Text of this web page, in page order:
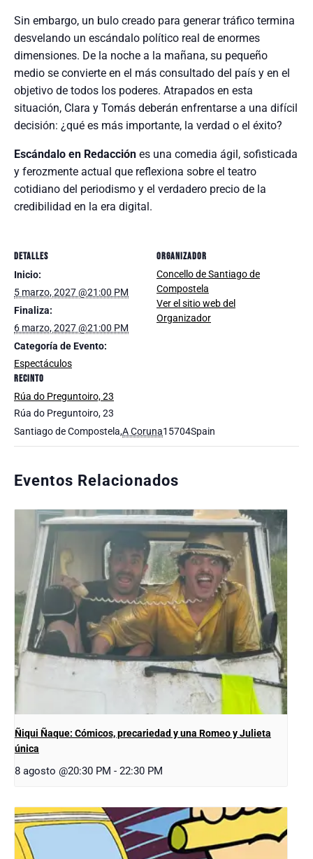
Sin embargo, un bulo creado para generar tráfico termina
desvelando un escándalo político real de enormes
dimensiones. De la noche a la mañana, su pequeño
medio se convierte en el más consultado del país y en el
objetivo de todos los poderes. Atrapados en esta
situación, Clara y Tomás deberán enfrentarse a una difícil
decisión: ¿qué es más importante, la verdad o el éxito?
Escándalo en Redacción es una comedia ágil, sofisticada
y ferozmente actual que reflexiona sobre el teatro
cotidiano del periodismo y el verdadero precio de la
credibilidad en la era digital.
DETALLES
Inicio:
5 marzo, 2027 @21:00 PM
Finaliza:
6 marzo, 2027 @21:00 PM
Categoría de Evento:
Espectáculos
RECINTO
Rúa do Preguntoiro, 23
Rúa do Preguntoiro, 23
Santiago de Compostela,A Coruna15704Spain
ORGANIZADOR
Concello de Santiago de
Compostela
Ver el sitio web del
Organizador
Eventos Relacionados
Ñiqui Ñaque: Cómicos, precariedad y una Romeo y Julieta
única
8 agosto @20:30 PM - 22:30 PM